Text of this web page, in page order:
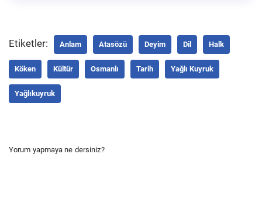
Etiketler: Anlam Atasözü Deyim Dil Halk
Köken Kültür Osmanlı Tarih Yağlı Kuyruk
Yağlıkuyruk
Yorum yapmaya ne dersiniz?